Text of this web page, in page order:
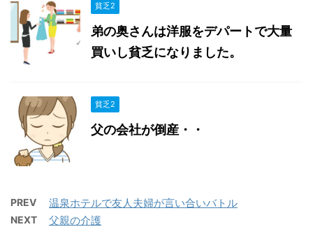
貧乏2
弟の奥さんは洋服をデパートで大量
買いし貧乏になりました。
貧乏2
父の会社が倒産・・
PREV 温泉ホテルで友人夫婦が言い合いバトル
NEXT 父親の介護